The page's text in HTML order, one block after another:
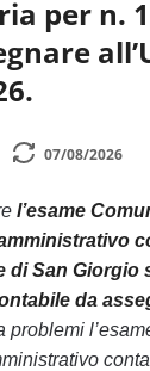
per n.
07/08/2026
l’esame
di San
da